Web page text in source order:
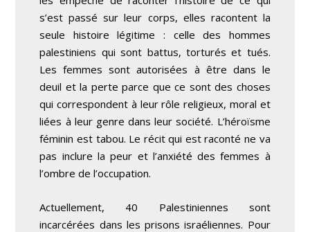
s’est passé sur leur corps, elles racontent la
seule histoire légitime : celle des hommes
palestiniens qui sont battus, torturés et tués.
Les femmes sont autorisées à être dans le
deuil et la perte parce que ce sont des choses
qui correspondent à leur rôle religieux, moral et
liées à leur genre dans leur société. L’héroïsme
féminin est tabou. Le récit qui est raconté ne va
pas inclure la peur et l’anxiété des femmes à
l’ombre de l’occupation.
Actuellement, 40 Palestiniennes sont
incarcérées dans les prisons israéliennes. Pour